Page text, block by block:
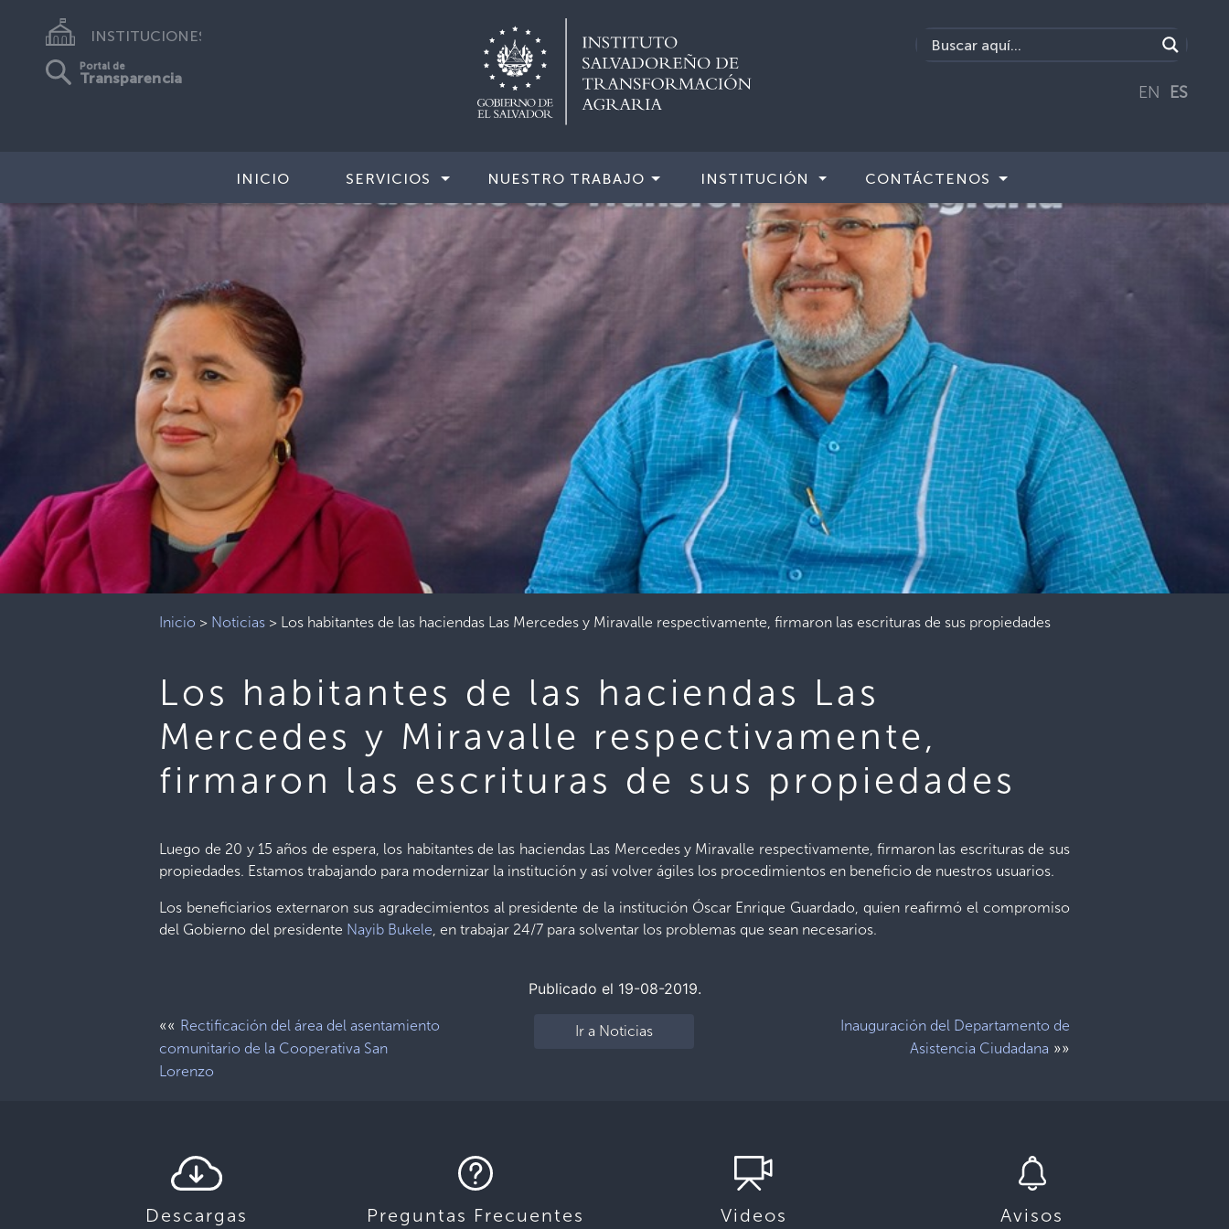
INSTITUCIONES
Portal de
Transparencia
EN ES
INICIO SERVICIOS NUESTRO TRABAJO INSTITUCIÓN CONTÁCTENOS
Inicio > Noticias > Los habitantes de las haciendas Las Mercedes y Miravalle respectivamente, firmaron las escrituras de sus propiedades
Los habitantes de las haciendas Las
Mercedes y Miravalle respectivamente,
firmaron las escrituras de sus propiedades
Luego de 20 y 15 años de espera, los habitantes de las haciendas Las Mercedes y Miravalle respectivamente, firmaron las escrituras de sus
propiedades. Estamos trabajando para modernizar la institución y así volver ágiles los procedimientos en beneficio de nuestros usuarios.
Los beneficiarios externaron sus agradecimientos al presidente de la institución Óscar Enrique Guardado, quien reafirmó el compromiso
del Gobierno del presidente Nayib Bukele, en trabajar 24/7 para solventar los problemas que sean necesarios.
Publicado el 19-08-2019.
«« Rectificación del área del asentamiento
comunitario de la Cooperativa San
Lorenzo
Ir a Noticias
Inauguración del Departamento de
Asistencia Ciudadana »»
Descargas Preguntas Frecuentes Videos Avisos